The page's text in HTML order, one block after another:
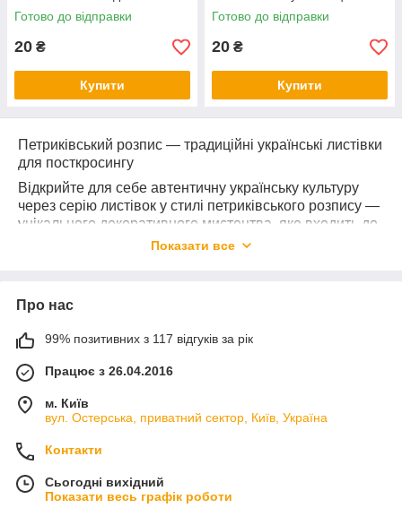
Готово до відправки
20 ₴
Купити
Готово до відправки
20 ₴
Купити
Петриківський розпис — традиційні українські листівки
для посткросингу
Відкрийте для себе автентичну українську культуру
через серію листівок у стилі петриківського розпису —
унікального декоративного мистецтва, яке входить до
списку нематеріальної спадщини ЮНЕСКО.
пам’ятний подарунок з українською душею.
Петриківки
Ілюстрації, натхненні традиційними мотивами
Центральної України
картоні
Кожна листівка — це не просто картинка, а витвір
Показати все
Про нас
99% позитивних з 117 відгуків за рік
Працює з 26.04.2016
м. Київ
вул. Остерська, приватний сектор, Київ, Україна
Контакти
Сьогодні вихідний
Показати весь графік роботи